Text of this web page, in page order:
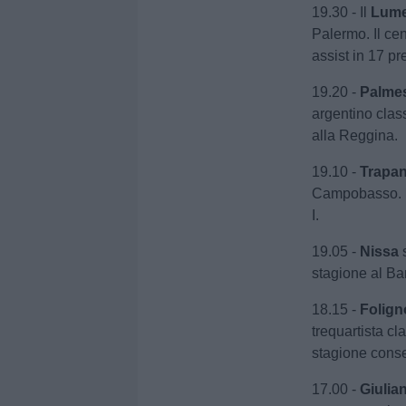
19.30 - Il
Palermo. Il
assist in 17
19.20 -
argentino
alla Reggina.
19.10 -
I.
19.05 - Nissa
stagione al
18.15 -
trequartista
stagione
17.00 -